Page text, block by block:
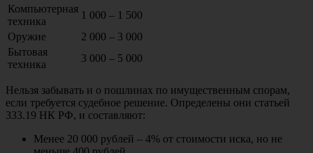
Компьютерная
техника
1 000 – 1 500
Оружие
2 000 – 3 000
Бытовая
техника
3 000 – 5 000
Нельзя забывать и о пошлинах по имущественным спорам,
если требуется судебное решение. Определены они статьей
333.19 НК РФ, и составляют:
Менее 20 000 рублей – 4% от стоимости иска, но не